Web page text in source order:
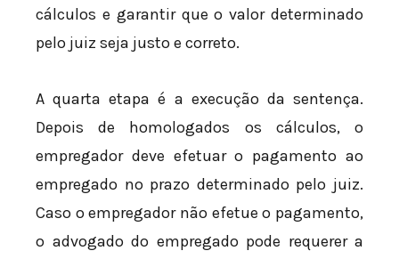
cálculos e garantir que o valor determinado
pelo juiz seja justo e correto.
A quarta etapa é a execução da sentença.
Depois de homologados os cálculos, o
empregador deve efetuar o pagamento ao
empregado no prazo determinado pelo juiz.
Caso o empregador não efetue o pagamento,
o advogado do empregado pode requerer a